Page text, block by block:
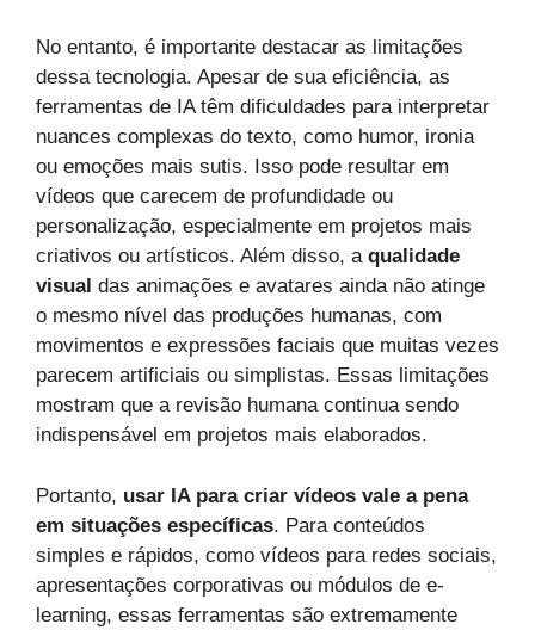
No entanto, é importante destacar as limitações
dessa tecnologia. Apesar de sua eficiência, as
ferramentas de IA têm dificuldades para interpretar
nuances complexas do texto, como humor, ironia
ou emoções mais sutis. Isso pode resultar em
vídeos que carecem de profundidade ou
personalização, especialmente em projetos mais
criativos ou artísticos. Além disso, a qualidade
visual das animações e avatares ainda não atinge
o mesmo nível das produções humanas, com
movimentos e expressões faciais que muitas vezes
parecem artificiais ou simplistas. Essas limitações
mostram que a revisão humana continua sendo
indispensável em projetos mais elaborados.
Portanto, usar IA para criar vídeos vale a pena
em situações específicas. Para conteúdos
simples e rápidos, como vídeos para redes sociais,
apresentações corporativas ou módulos de e-
learning, essas ferramentas são extremamente